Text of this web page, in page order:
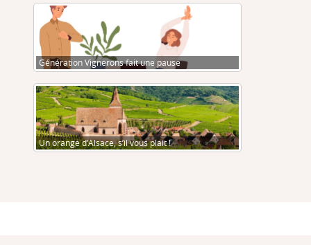
Génération Vignerons fait une pause
Un orange d’Alsace, s’il vous plait !